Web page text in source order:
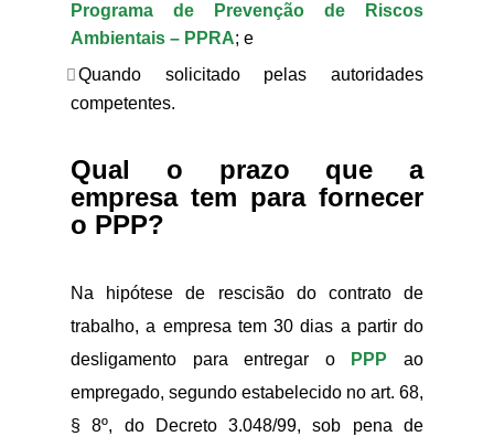
Programa de Prevenção de Riscos
Ambientais – PPRA; e
Quando solicitado pelas autoridades
competentes.
Qual o prazo que a
empresa tem para fornecer
o PPP?
Na hipótese de rescisão do contrato de
trabalho, a empresa tem 30 dias a partir do
desligamento para entregar o
PPP ao
empregado, segundo estabelecido no art. 68,
§ 8º, do Decreto 3.048/99, sob pena de